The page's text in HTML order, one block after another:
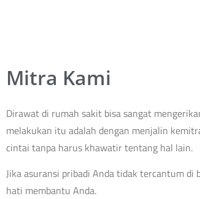
Mitra Kami
Dirawat di rumah sakit bisa sangat
melakukan itu adalah dengan menjalin
cintai tanpa harus khawatir tentang hal lain.
Jika asuransi pribadi Anda tidak tercantum
hati membantu Anda.